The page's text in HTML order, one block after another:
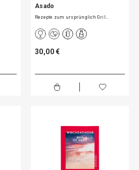
Asado
Rezepte zum ursprünglich Gril…
30,00 €